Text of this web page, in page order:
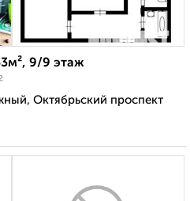
9/9 этаж
Октябрьский проспект